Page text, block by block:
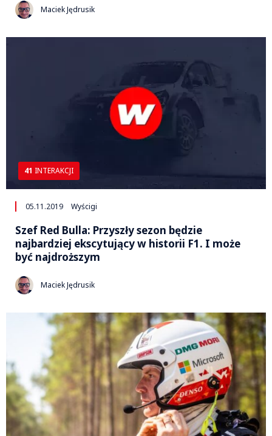
Maciek Jędrusik
41 INTERAKCJI
05.11.2019 Wyścigi
Szef Red Bulla: Przyszły sezon będzie
najbardziej ekscytujący w historii F1. I może
być najdroższym
Maciek Jędrusik